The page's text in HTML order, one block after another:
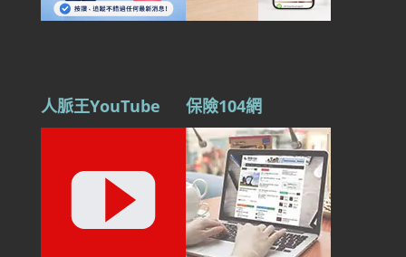
人脈王YouTube 保險104網